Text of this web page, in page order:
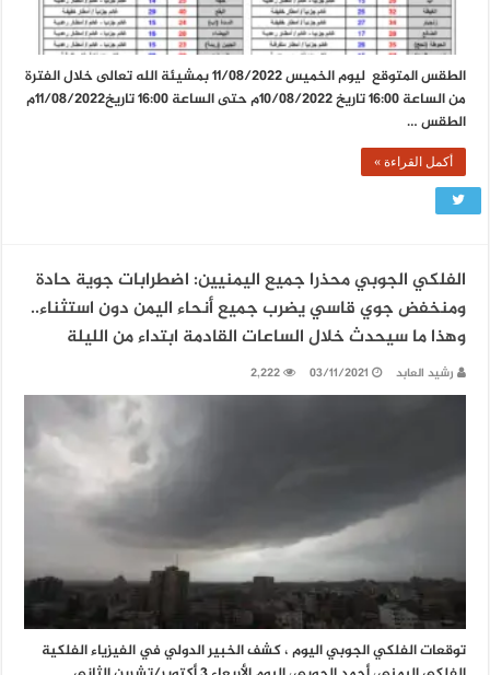
الطقس المتوقع ليوم الخميس 11/08/2022 بمشيئة الله تعالى خلال الفترة
من الساعة 16:00 تاريخ 10/08/2022م حتى الساعة 16:00 تاريخ11/08/2022م
الطقس …
أكمل القراءة »
الفلكي الجوبي محذرا جميع اليمنيين: اضطرابات جوية حادة
ومنخفض جوي قاسي يضرب جميع أنحاء اليمن دون استثناء..
وهذا ما سيحدث خلال الساعات القادمة ابتداء من الليلة
رشيد العابد 03/11/2021
2,222
توقعات الفلكي الجوبي اليوم ، كشف الخبير الدولي في الفيزياء الفلكية